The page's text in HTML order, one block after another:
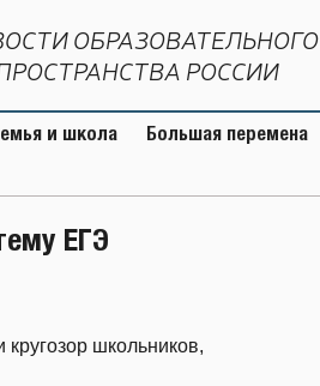
ОБРАЗОВАТЕЛЬНОГО
РОССИИ
и школа Большая перемена
ЕГЭ
школьников,